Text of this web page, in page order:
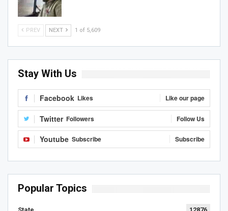
PREV NEXT 1 of 5,609
Stay With Us
Facebook Likes Like our page
Twitter Followers Follow Us
Youtube Subscribe Subscribe
Popular Topics